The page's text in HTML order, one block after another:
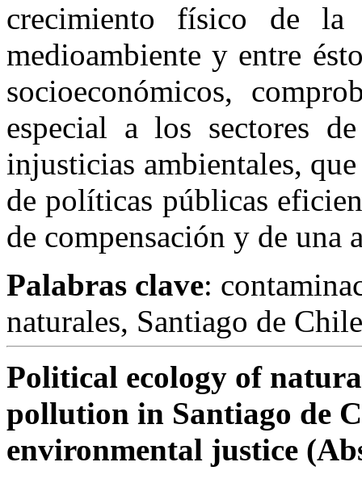
crecimiento físico de
medioambiente y entre
socioeconómicos,
especial a los sectores
injusticias ambientales,
de políticas públicas
de compensación y de
Palabras clave:
naturales, Santiago de
Political ecology of
pollution in Santiago de
environmental justice (